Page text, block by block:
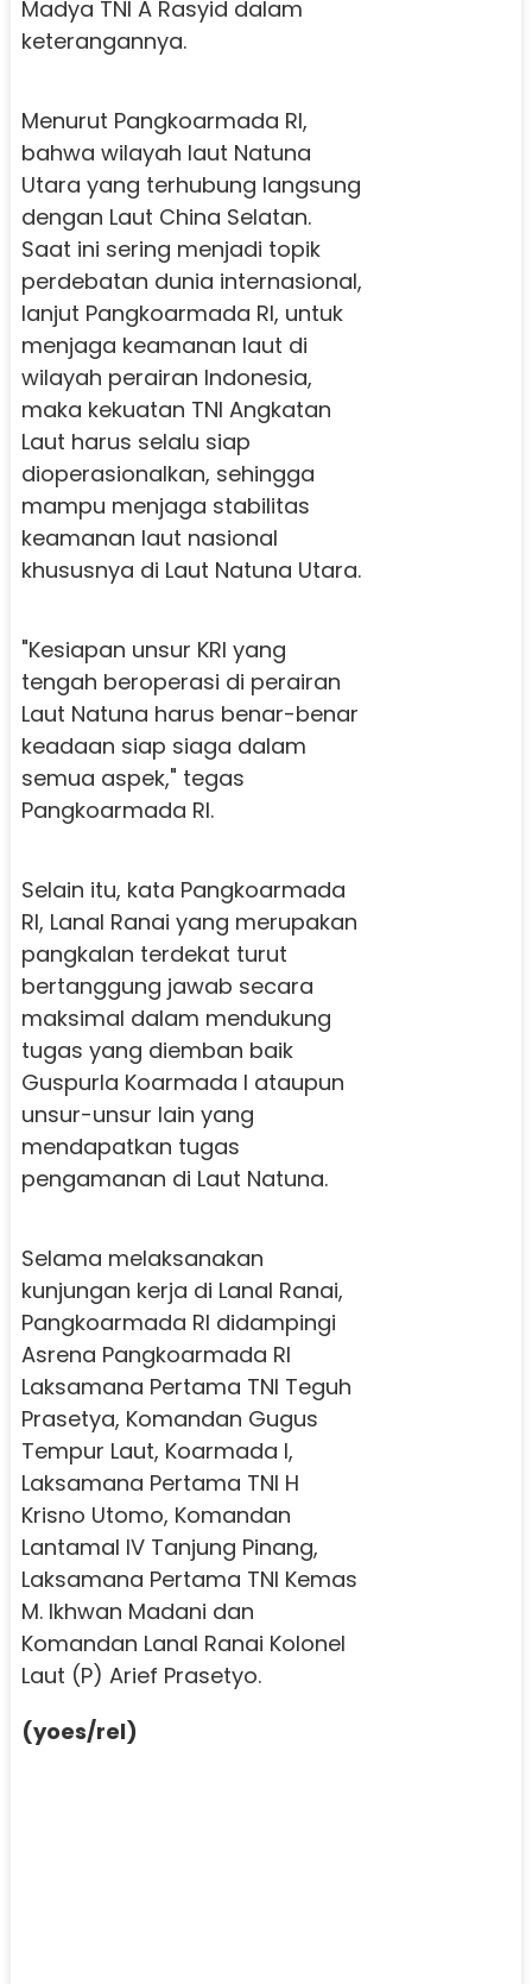
Madya TNI A Rasyid dalam
keterangannya.
Menurut Pangkoarmada RI,
bahwa wilayah laut Natuna
Utara yang terhubung langsung
dengan Laut China Selatan.
Saat ini sering menjadi topik
perdebatan dunia internasional,
lanjut Pangkoarmada RI, untuk
menjaga keamanan laut di
wilayah perairan Indonesia,
maka kekuatan TNI Angkatan
Laut harus selalu siap
dioperasionalkan, sehingga
mampu menjaga stabilitas
keamanan laut nasional
khususnya di Laut Natuna Utara.
"Kesiapan unsur KRI yang
tengah beroperasi di perairan
Laut Natuna harus benar-benar
keadaan siap siaga dalam
semua aspek," tegas
Pangkoarmada RI.
Selain itu, kata Pangkoarmada
RI, Lanal Ranai yang merupakan
pangkalan terdekat turut
bertanggung jawab secara
maksimal dalam mendukung
tugas yang diemban baik
Guspurla Koarmada I ataupun
unsur-unsur lain yang
mendapatkan tugas
pengamanan di Laut Natuna.
Selama melaksanakan
kunjungan kerja di Lanal Ranai,
Pangkoarmada RI didampingi
Asrena Pangkoarmada RI
Laksamana Pertama TNI Teguh
Prasetya, Komandan Gugus
Tempur Laut, Koarmada I,
Laksamana Pertama TNI H
Krisno Utomo, Komandan
Lantamal IV Tanjung Pinang,
Laksamana Pertama TNI Kemas
M. Ikhwan Madani dan
Komandan Lanal Ranai Kolonel
Laut (P) Arief Prasetyo.
(yoes/rel)